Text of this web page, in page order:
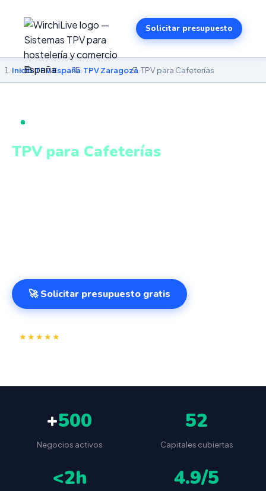
Solicitar presupuesto
Inicio›TPV España›TPV Zaragoza›TPV para Cafeterías
TPV para Cafeterías
🚀 Solicitar presupuesto gratis
★★★★★
+500
Negocios activos
52
Capitales cubiertas
<2h 4.9/5